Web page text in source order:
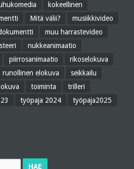
kokeellinen
Mitä välii?
musiikkivideo
muu harrastevideo
nukkeanimaatio
piirrosanimaatio
rikoselokuva
runollinen elokuva
seikkailu
toiminta
trilleri
työpaja 2024
työpaja2025